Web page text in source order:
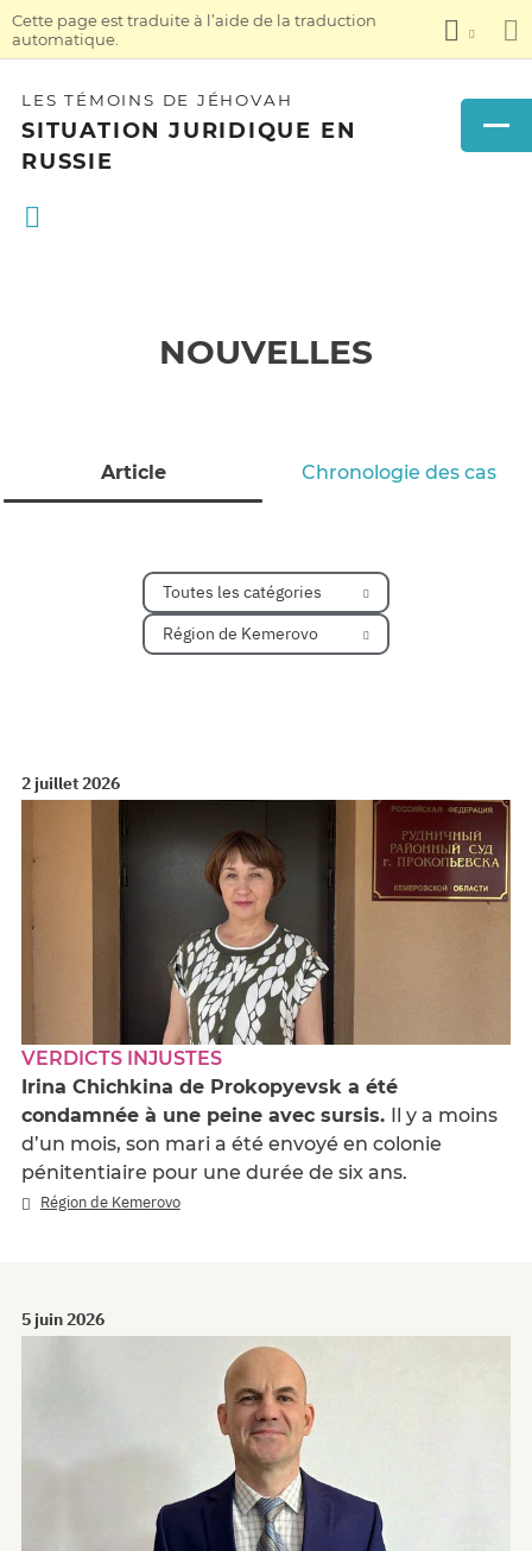
Cette page est traduite à l’aide de la traduction
automatique.
LES TÉMOINS DE JÉHOVAH
SITUATION JURIDIQUE EN
RUSSIE
NOUVELLES
Article Chronologie des cas
Toutes les catégories
Région de Kemerovo
2 juillet 2026
VERDICTS INJUSTES
Irina Chichkina de Prokopyevsk a été
condamnée à une peine avec sursis. Il y a moins
d’un mois, son mari a été envoyé en colonie
pénitentiaire pour une durée de six ans.
Région de Kemerovo
5 juin 2026